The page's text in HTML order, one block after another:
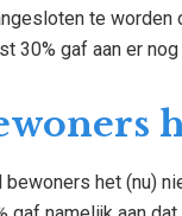
te worden
30% gaf aan er
bewoners het (nu)